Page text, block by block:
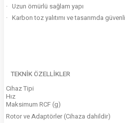
· Uzun ömürlü sağlam yapı
· Karbon toz yalıtımı ve tasarımda
TEKNİK ÖZELLİKLER
Cihaz Tipi
Hız
Maksimum RCF (g)
Rotor ve Adaptörler (Cihaza dahildir)